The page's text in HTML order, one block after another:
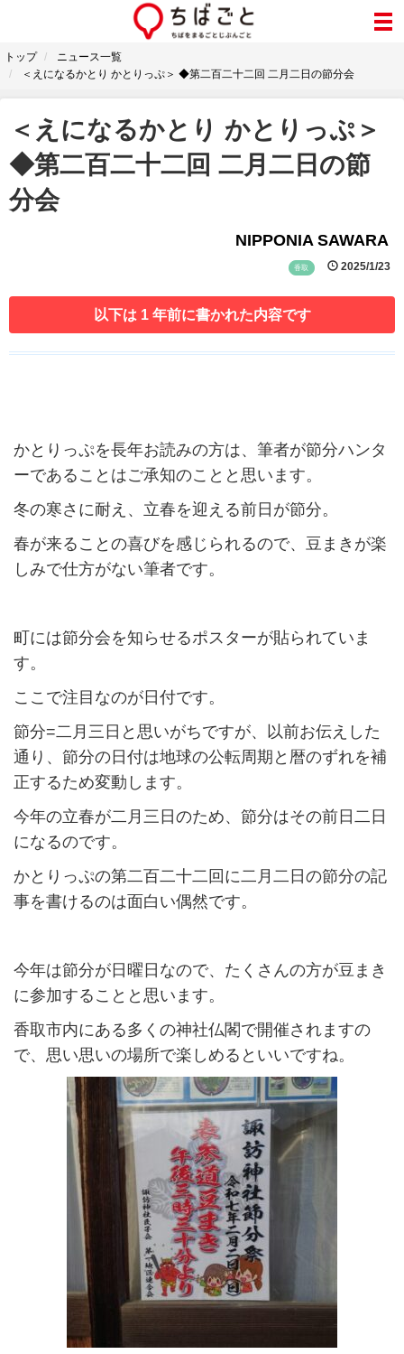
トップ
ニュース一覧
＜えになるかとり かとりっぷ＞ ◆第二百二十二回 二月二日の節分会
＜えになるかとり かとりっぷ＞
◆第二百二十二回 二月二日の節
分会
NIPPONIA SAWARA
香取 2025/1/23
以下は 1 年前に書かれた内容です
かとりっぷを長年お読みの方は、筆者が節分ハンタ
ーであることはご承知のことと思います。
冬の寒さに耐え、立春を迎える前日が節分。
春が来ることの喜びを感じられるので、豆まきが楽
しみで仕方がない筆者です。
町には節分会を知らせるポスターが貼られていま
す。
ここで注目なのが日付です。
節分=二月三日と思いがちですが、以前お伝えした
通り、節分の日付は地球の公転周期と暦のずれを補
正するため変動します。
今年の立春が二月三日のため、節分はその前日二日
になるのです。
かとりっぷの第二百二十二回に二月二日の節分の記
事を書けるのは面白い偶然です。
今年は節分が日曜日なので、たくさんの方が豆まき
に参加することと思います。
香取市内にある多くの神社仏閣で開催されますの
で、思い思いの場所で楽しめるといいですね。